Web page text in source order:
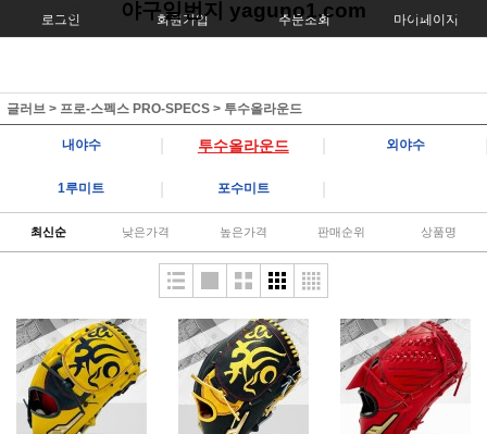
로그인 회원가입 주문조회 마이페이지
야구일번지 yaguno1.com
글러브 > 프로-스펙스 PRO-SPECS > 투수올라운드
내야수 투수올라운드 외야수
1루미트 포수미트
최신순 낮은가격 높은가격 판매순위 상품명